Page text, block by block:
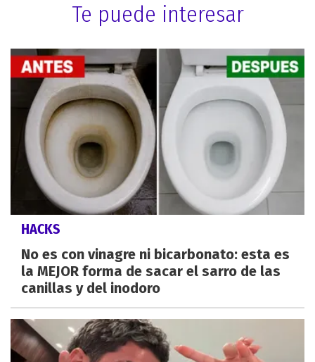
Te puede interesar
HACKS
No es con vinagre ni bicarbonato: esta es
la MEJOR forma de sacar el sarro de las
canillas y del inodoro